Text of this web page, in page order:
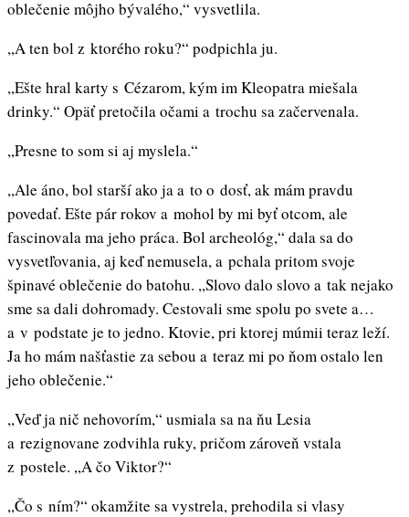
oblečenie môjho bývalého,“ vysvetlila.
,,A ten bol z ktorého roku?“ podpichla ju.
,,Ešte hral karty s Cézarom, kým im Kleopatra miešala
drinky.“ Opäť pretočila očami a trochu sa začervenala.
,,Presne to som si aj myslela.“
,,Ale áno, bol starší ako ja a to o dosť, ak mám pravdu
povedať. Ešte pár rokov a mohol by mi byť otcom, ale
fascinovala ma jeho práca. Bol archeológ,“ dala sa do
vysvetľovania, aj keď nemusela, a pchala pritom svoje
špinavé oblečenie do batohu. ,,Slovo dalo slovo a tak nejako
sme sa dali dohromady. Cestovali sme spolu po svete a…
a v podstate je to jedno. Ktovie, pri ktorej múmii teraz leží.
Ja ho mám našťastie za sebou a teraz mi po ňom ostalo len
jeho oblečenie.“
,,Veď ja nič nehovorím,“ usmiala sa na ňu Lesia
a rezignovane zodvihla ruky, pričom zároveň vstala
z postele. ,,A čo Viktor?“
,,Čo s ním?“ okamžite sa vystrela, prehodila si vlasy